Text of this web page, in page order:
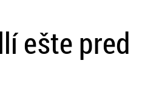
ešte pred